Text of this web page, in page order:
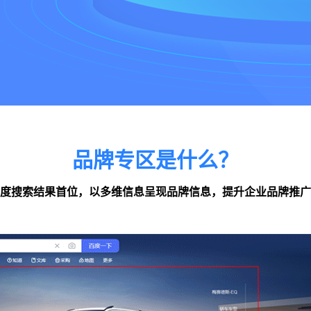
品牌专区是什么？
搜索结果首位，以多维信息呈现品牌信息，提升企业品牌推